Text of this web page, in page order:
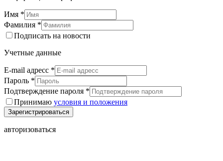
Имя *
Фамилия *
Подписать на новости
Учетные данные
E-mail адресс *
Пароль *
Подтверждение пароля *
Принимаю условия и положения
Зарегистрироваться
авторизоваться